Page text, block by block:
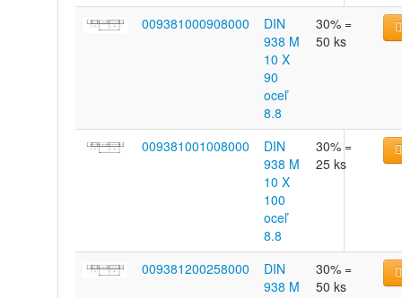
009381000908000
DIN
938 M
10 X
90
oceľ
8.8
30% =
50 ks
009381001008000
DIN
938 M
10 X
100
oceľ
8.8
30% =
25 ks
009381200258000
DIN
938 M
30% =
50 ks